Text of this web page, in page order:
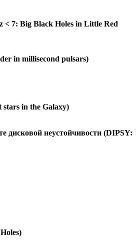
7: Big Black Holes in Little Red
in millisecond pulsars)
in the Galaxy)
дисковой неустойчивости (DIPSY: